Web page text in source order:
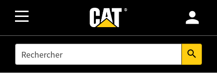
person
SEARCH search